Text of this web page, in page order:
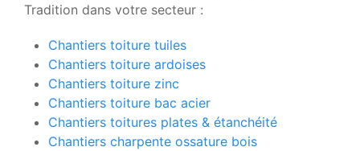
Tradition dans votre secteur :
Chantiers toiture tuiles
Chantiers toiture ardoises
Chantiers toiture zinc
Chantiers toiture bac acier
Chantiers toitures plates & étanchéité
Chantiers charpente ossature bois